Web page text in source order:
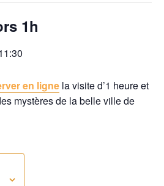
1h
en ligne la visite d’1 heure et
mystères de la belle ville de